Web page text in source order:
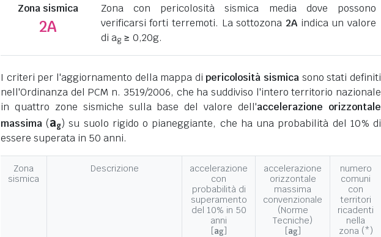
Zona sismica
2A
Zona con pericolosità sismica media dove possono
verificarsi forti terremoti. La sottozona 2Aindica un valore
di ag≥ 0,20g.
I criteri per l'aggiornamento della mappa dipericolosità sismica sono stati definiti
nell'Ordinanza del PCM n. 3519/2006, che ha suddiviso l'intero territorio nazionale
in quattro zone sismiche sulla base del valore dell'accelerazione orizzontale
massima (ag) su suolo rigido o pianeggiante, che ha una probabilità del 10% di
essere superata in 50 anni.
Zona
sismica
Descrizione
accelerazione
con
probabilità di
superamento
del 10% in 50
anni
[ag]
accelerazione
orizzontale
massima
convenzionale
(Norme
Tecniche)
[ag]
numero
comuni
con
territori
ricadenti
nella
zona (*)